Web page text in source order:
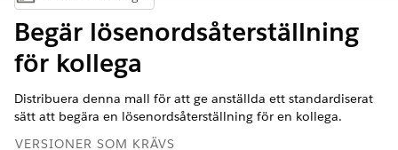
Begär lösenordsåterställning
för kollega
Distribuera denna mall för att ge anställda ett standardiserat
sätt att begära en lösenordsåterställning för en kollega.
VERSIONER SOM KRÄVS